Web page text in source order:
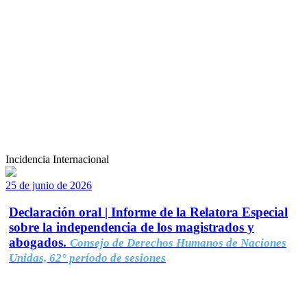
Incidencia Internacional
25 de junio de 2026
Declaración oral | Informe de la Relatora Especial
sobre la independencia de los magistrados y
abogados. Consejo de Derechos Humanos de Naciones
Unidas, 62° período de sesiones